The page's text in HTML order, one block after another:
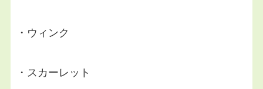
・ウィンク
・スカーレット